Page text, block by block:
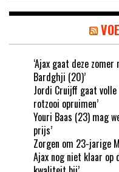
‘Ajax gaat deze
Bardghji (20)’
Jordi Cruijff gaat volle
rotzooi opruimen’
Youri Baas (23) mag
prijs’
Zorgen om 23-jarige
Ajax nog niet klaar op